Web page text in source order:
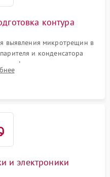
контура
выявления микротрещин в
и конденсатора
фильтра-осушителя и
для устранения засоров.
и электроники